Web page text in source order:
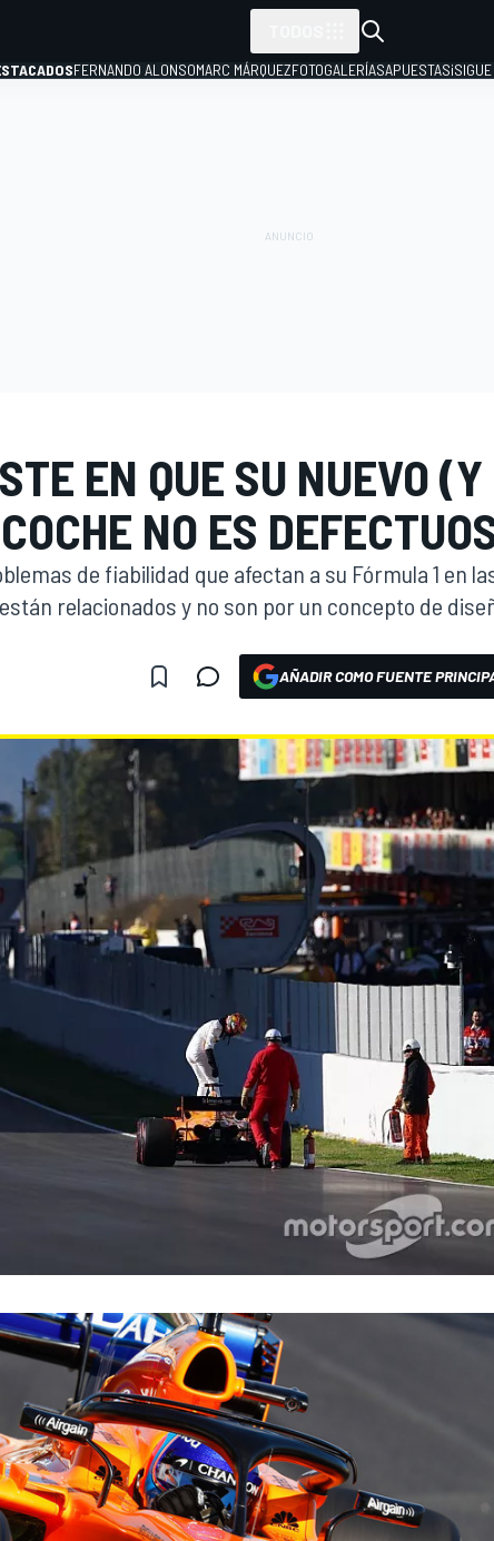
FERNANDO ALONSOMARC MÁRQUEZFOTOGALERÍASAPUESTAS
EN QUE SU NUEVO (Y
NO ES
de fiabilidad que afectan a su Fórmula 1 en
relacionados y no son por un concepto de
AÑADIR COMO FUENTE